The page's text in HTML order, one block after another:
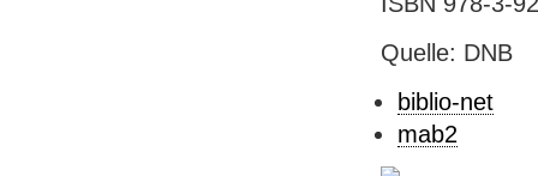
Quelle: DNB
biblio-net
mab2